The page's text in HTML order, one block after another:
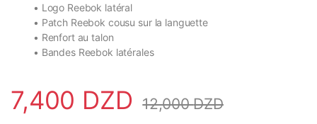
• Logo Reebok latéral
• Patch Reebok cousu sur la languette
• Renfort au talon
• Bandes Reebok latérales
7,400 DZD 12,000DZD